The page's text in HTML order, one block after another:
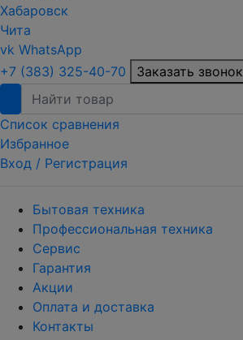
Хабаровск
Чита
vk WhatsApp
+7 (383) 325-40-70
Заказать звонок
Список сравнения
Избранное
Вход / Регистрация
Бытовая техника
Профессиональная техника
Сервис
Гарантия
Акции
Оплата и доставка
Контакты